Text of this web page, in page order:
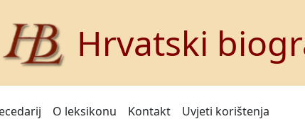
Hrvatski
O leksikonu Kontakt Uvjeti korištenja